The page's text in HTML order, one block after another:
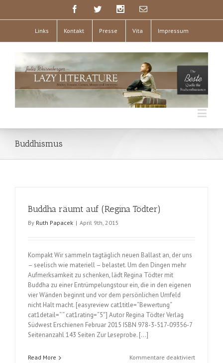
Links Kontakt Presse Vita Impressum
Buddhismus
Buddha räumt auf (Regina Tödter)
By Ruth Papacek | April 9th, 2015
Kompakt Wir sammeln tagtäglich neuen Ballast an, der uns
– seelisch wie materiell – belastet. Um den Dingen mehr
Aufmerksamkeit zu schenken, lädt Regina Tödter mit
Buddha zu einer Entrümpelungstour ein, die in den eigenen
vier Wänden beginnt und vor dem persönlichen Umfeld
nicht Halt macht. [easyreview cat1title=“Bewertung“
cat1detail=“ “ cat1rating=“5″] Autor Regina Tödter Verlag
Südwest Erschienen Februar 2015 ISBN 978-3-517-09356-7
Seitenanzahl 143 Seiten Zur Leseprobe. […]
Read More Kommentare deaktiviertfür